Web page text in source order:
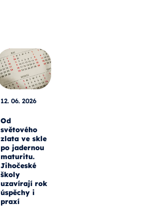
12. 06. 2026
Od
světového
zlata ve skle
po jadernou
maturitu.
Jihočeské
školy
uzavírají rok
úspěchy i
praxí